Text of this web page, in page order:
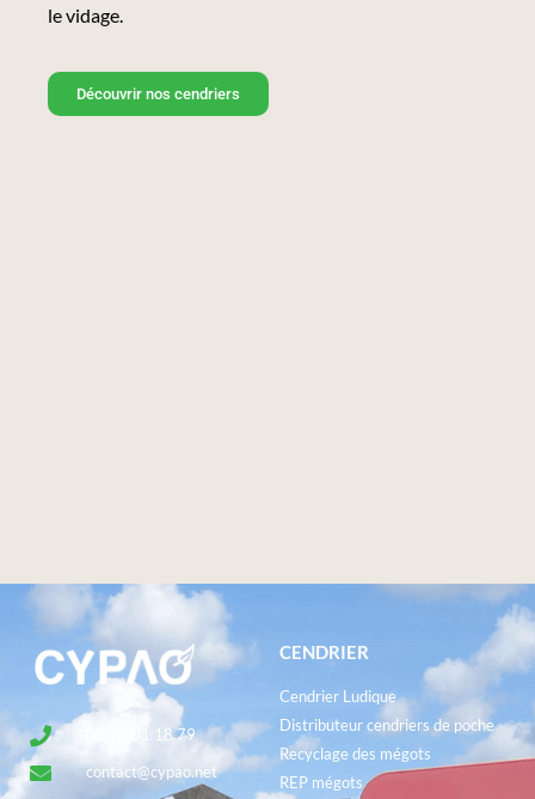
le vidage.
Découvrir nos cendriers
02 72 01 18 79
contact@cypao.net
CENDRIER
Cendrier Ludique
Distributeur cendriers de poche
Recyclage des mégots
REP mégots